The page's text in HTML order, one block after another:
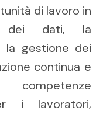
di lavoro in
dei dati, la
la gestione dei
continua e
competenze
i lavoratori,